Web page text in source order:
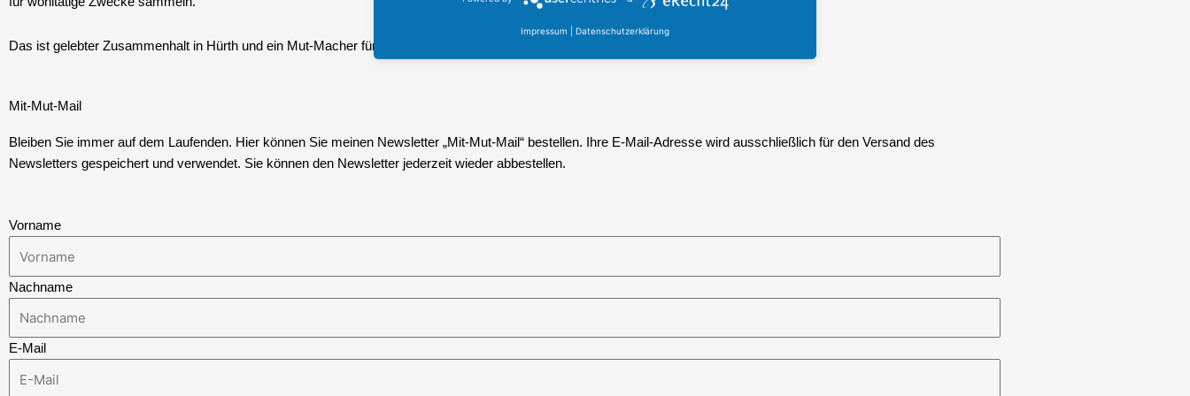
Das ist gelebter Zusammenhalt in Hürth und ein Mut-Macher für unsere Heimat.
Mit-Mut-Mail
Bleiben Sie immer auf dem Laufenden. Hier können Sie meinen Newsletter „Mit-Mut-Mail“ bestellen. Ihre E-Mail-Adresse wird ausschließlich für den Versand des
Newsletters gespeichert und verwendet. Sie können den Newsletter jederzeit wieder abbestellen.
Vorname
Nachname
E-Mail
Impressum Datenschutzerklärung